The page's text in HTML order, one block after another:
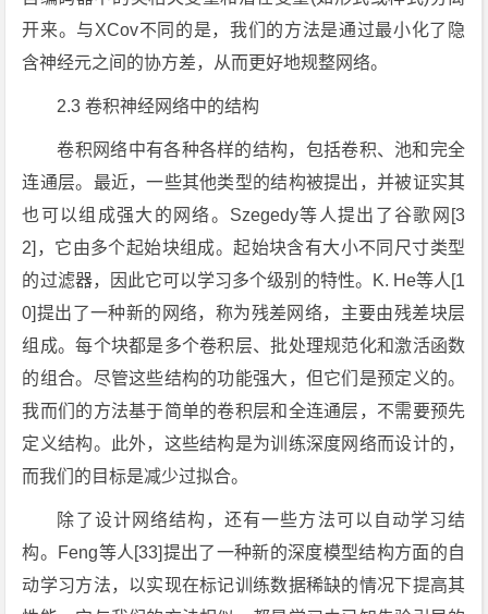
开来。与XCov不同的是，我们的方法是通过最小化了隐
含神经元之间的协方差，从而更好地规整网络。
2.3 卷积神经网络中的结构
卷积网络中有各种各样的结构，包括卷积、池和完全
连通层。最近，一些其他类型的结构被提出，并被证实其
也可以组成强大的网络。Szegedy等人提出了谷歌网[3
2]，它由多个起始块组成。起始块含有大小不同尺寸类型
的过滤器，因此它可以学习多个级别的特性。K. He等人[1
0]提出了一种新的网络，称为残差网络，主要由残差块层
组成。每个块都是多个卷积层、批处理规范化和激活函数
的组合。尽管这些结构的功能强大，但它们是预定义的。
我而们的方法基于简单的卷积层和全连通层，不需要预先
定义结构。此外，这些结构是为训练深度网络而设计的，
而我们的目标是减少过拟合。
除了设计网络结构，还有一些方法可以自动学习结
构。Feng等人[33]提出了一种新的深度模型结构方面的自
动学习方法，以实现在标记训练数据稀缺的情况下提高其